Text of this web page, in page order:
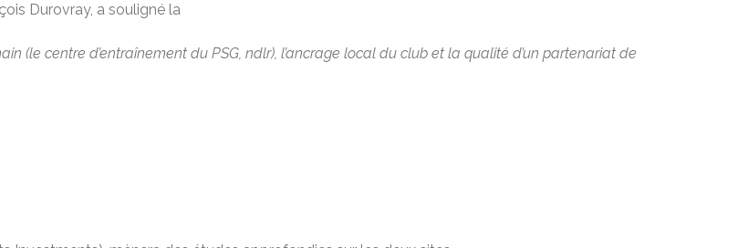
Durovray, a souligné la
(le centre d’entraînement du PSG, ndlr), l’ancrage local du club et la qualité d’un partenariat de